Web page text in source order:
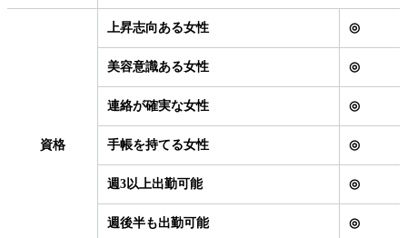
資格
上昇志向ある女性 ◎
美容意識ある女性 ◎
連絡が確実な女性 ◎
手帳を持てる女性 ◎
週3以上出勤可能 ◎
週後半も出勤可能 ◎